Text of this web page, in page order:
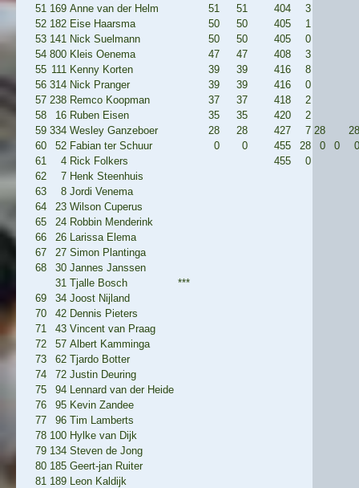
51 169 Anne van der Helm 51 51 404
3
52 182 Eise Haarsma 50 50 405
1
53 141 Nick Suelmann 50 50 405
0
54 800 Kleis Oenema 47 47 408
3
55 111 Kenny Korten 39 39 416
8
56 314 Nick Pranger 39 39 416
0
57 238 Remco Koopman 37 37 418
2
58
16 Ruben Eisen 35 35 420
2
59 334 Wesley Ganzeboer 28 28 427 7 28
28
60
52 Fabian ter Schuur 0 0 455 28 0 0
0
61
4 Rick Folkers 455
0
62
7 Henk Steenhuis
63
8 Jordi Venema
64
23 Wilson Cuperus
65
24 Robbin Menderink
66
26 Larissa Elema
67
27 Simon Plantinga
68
30 Jannes Janssen
31 Tjalle Bosch
***
69
34 Joost Nijland
70
42 Dennis Pieters
71
43 Vincent van Praag
72
57 Albert Kamminga
73
62 Tjardo Botter
74
72 Justin Deuring
75
94 Lennard van der Heide
76
95 Kevin Zandee
77
96 Tim Lamberts
78 100 Hylke van Dijk
79 134 Steven de Jong
80 185 Geert-jan Ruiter
81 189 Leon Kaldijk